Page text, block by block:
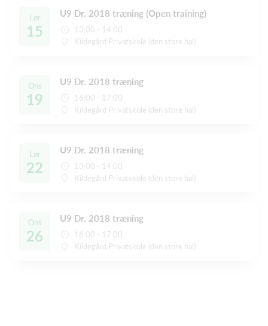
Lør
15
U9 Dr. 2018 træning (Open training)
13:00 - 14:00
Kildegård Privatskole (den store hal)
Ons
19
U9 Dr. 2018 træning
16:00 - 17:00
Kildegård Privatskole (den store hal)
Lør
22
U9 Dr. 2018 træning
13:00 - 14:00
Kildegård Privatskole (den store hal)
Ons
26
U9 Dr. 2018 træning
16:00 - 17:00
Kildegård Privatskole (den store hal)